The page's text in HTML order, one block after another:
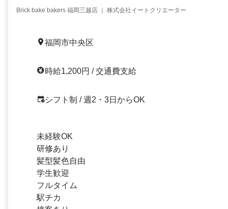
Brick bake bakers 福岡三越店 ｜ 株式会社イートクリエーター
福岡市中央区
時給1,200円 / 交通費支給
シフト制 / 週2・3日からOK
未経験OK
研修あり
髪型髪色自由
学生歓迎
フルタイム
駅チカ